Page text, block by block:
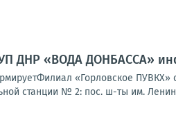
ДНР «ВОДА ДОНБАССА»
«Горловское ПУВКХ»
станции № 2: пос. ш-ты им.